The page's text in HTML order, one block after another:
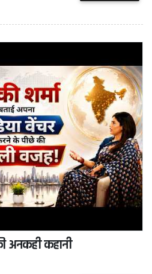
अनकही कहानी